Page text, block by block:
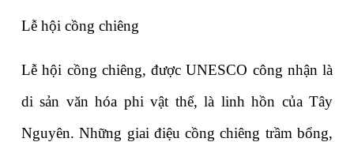
Lễ hội cồng chiêng
Lễ hội cồng chiêng, được UNESCO công nhận là
di sản văn hóa phi vật thể, là linh hồn của Tây
Nguyên. Những giai điệu cồng chiêng trầm bổng,